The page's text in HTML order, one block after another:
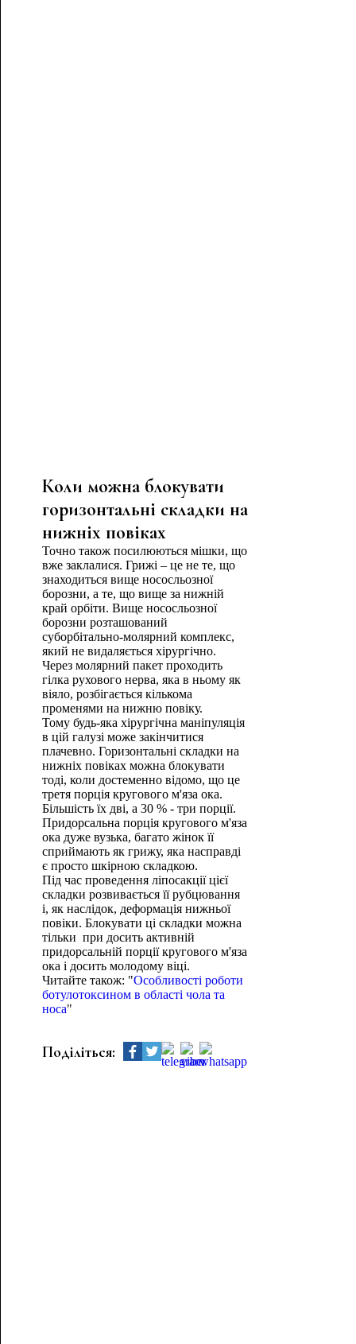
Коли можна блокувати
горизонтальні складки на
нижніх повіках
Точно також посилюються мішки, що
вже заклалися. Грижі – це не те, що
знаходиться вище нососльозної
борозни, а те, що вище за нижній
край орбіти. Вище нососльозної
борозни розташований
суборбітально-молярний комплекс,
який не видаляється хірургічно.
Через молярний пакет проходить
гілка рухового нерва, яка в ньому як
віяло, розбігається кількома
променями на нижню повіку.
Тому будь-яка хірургічна маніпуляція
в цій галузі може закінчитися
плачевно. Горизонтальні складки на
нижніх повіках можна блокувати
тоді, коли достеменно відомо, що це
третя порція кругового м'яза ока.
Більшість їх дві, а 30 % - три порції.
Придорсальна порція кругового м'яза
ока дуже вузька, багато жінок її
сприймають як грижу, яка насправді
є просто шкірною складкою.
Під час проведення ліпосакції цієї
складки розвивається її рубцювання
і, як наслідок, деформація нижньої
повіки. Блокувати ці складки можна
тільки при досить активній
придорсальній порції кругового м'яза
ока і досить молодому віці.
Читайте також: "Особливості роботи
ботулотоксином в області чола та
носа"
Поділіться: